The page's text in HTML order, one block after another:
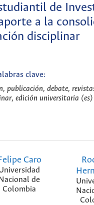
de
a la
disciplinar
clave:
publicación, debate,
edición universitaria (es)
Caro
Nacional de
Colombia